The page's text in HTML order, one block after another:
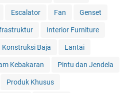
Escalator Fan Genset
Interior Furniture
Konstruksi Baja Lantai
Kebakaran Pintu dan Jendela
Produk Khusus